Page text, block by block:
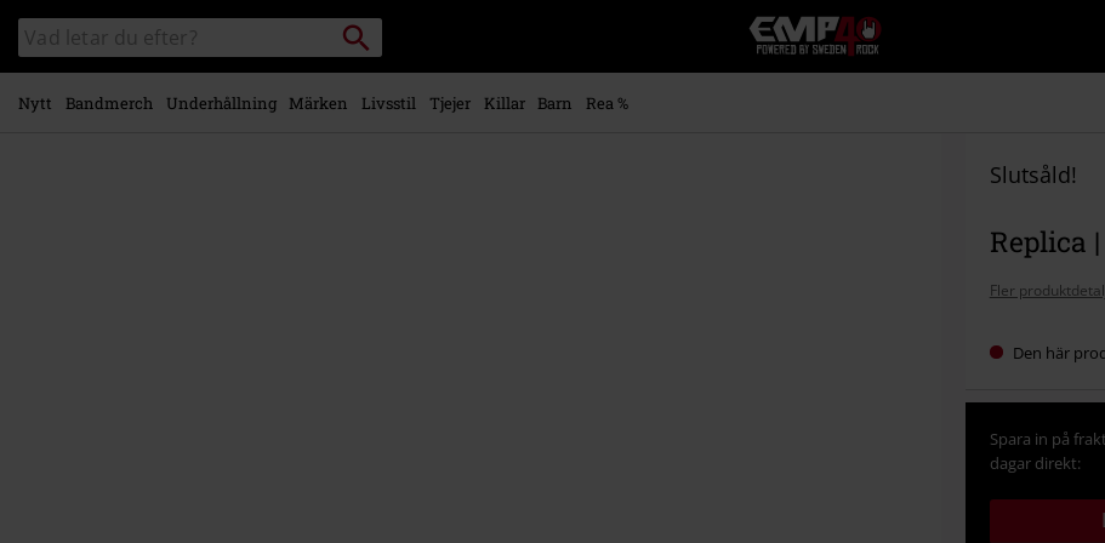
Gå till
huvudinnehåll
Sök
i
katalogen
Sök
EMP
-
Musik,
Nytt Bandmerch Underhållning Märken Livsstil Tjejer Killar Barn
Rea %
Slutsåld!
Replica
Fler
Den här
Spara in på
dagar direkt: